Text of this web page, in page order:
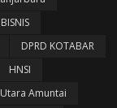
BISNIS
DPRD KOTABAR
HNSI
Amuntai